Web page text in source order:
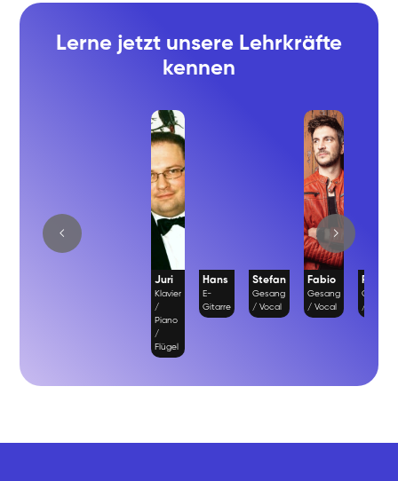
Lerne jetzt unsere Lehrkräfte
kennen
Juri
Klavier
/
Piano
/
Flügel
Hans
E-
Gitarre
Stefan
Gesang
/ Vocal
Fabio
Gesang
/ Vocal
Gesang
/ Vocal